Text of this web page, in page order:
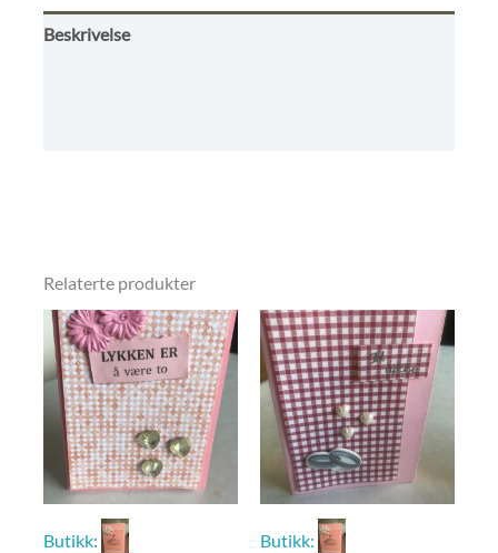
Beskrivelse
Relaterte produkter
Butikk:
Butikk: